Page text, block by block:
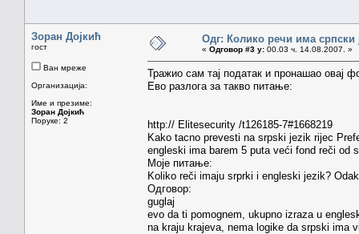
Зоран Дојкић
гост
Ван мреже
Организација:
Име и презиме:
Зоран Дојкић
Поруке: 2
Одг: Колико речи има српски
« Одговор #3 у: 00.03 ч. 14.08.2007. »
Тражио сам тај податак и пронашао овај
Ево разлога за такво питање:
http:// Elitesecurity /t126185-7#1668219
Kako tacno prevesti na srpski jezik rijec
engleski ima barem 5 puta veći fond reči od
Моје питање:
Koliko reči imaju srprki i engleski jezik?
Одговор:
guglaj
evo da ti pomognem, ukupno izraza u
na kraju krajeva, nema logike da srpski ima